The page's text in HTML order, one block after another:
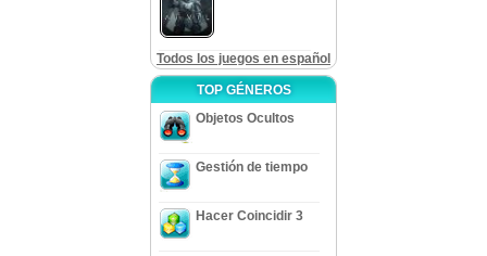
Todos los juegos en español
TOP GÉNEROS
Objetos Ocultos
Gestión de tiempo
Hacer Coincidir 3